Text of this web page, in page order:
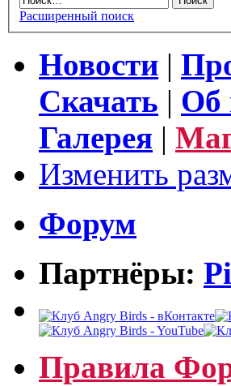
Расширенный поиск
Новости |
Скачать | Об
Галерея |
Изменить
Форум
Партнёры:
Правила